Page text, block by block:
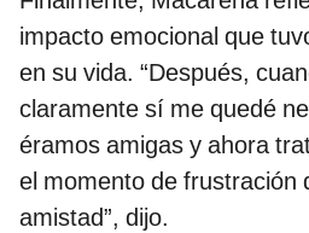
impacto emocional que
en su vida. “Después,
claramente sí me quedé
éramos amigas y ahora
el momento de frustración
amistad”, dijo.